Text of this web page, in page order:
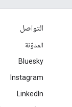
التواصل
المدوّنة
Bluesky
Instagram
LinkedIn